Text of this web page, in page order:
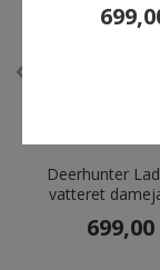
Deerhunter
vatteret